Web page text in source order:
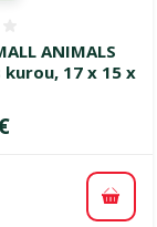
ANIMALS
17 x 15 x